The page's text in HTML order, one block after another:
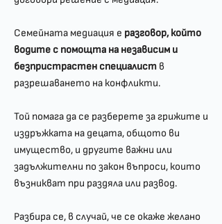
Семейната медиация е разговор, който
водите с помощта на независим и
безпристрастен специалист в
разрешаването на конфликти.
Той помага да се разберете за грижите и
издръжката на децата, общото ви
имущество, и другите важни или
задължителни по закон въпроси, които
възникват при раздяла или развод.
Разбира се, в случай, че се окаже желано